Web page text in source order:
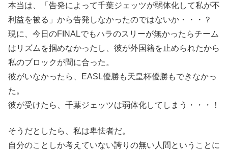
本当は、「告発によって千葉ジェッツが弱体化して私が不
利益を被る」から告発しなかったのではないか・・・？
現に、今日のFINALでもハラのスリーが無かったらチーム
はリズムを掴めなかったし、彼が外国籍を止められたから
私のブロックが間に合った。
彼がいなかったら、EASL優勝も天皇杯優勝もできなかっ
た。
彼が受けたら、千葉ジェッツは弱体化してしまう・・・！
そうだとしたら、私は卑怯者だ。
自分のことしか考えていない誇りの無い人間ということに